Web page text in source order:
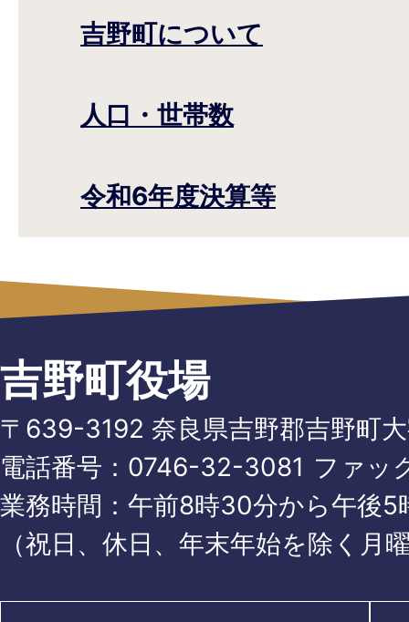
吉野町について
人口・世帯数
令和6年度決算等
吉野町役場
〒639-3192 奈良県吉野郡吉野町
電話番号： 0746-32-3081 ファッ
業務時間：午前8時30分から午後5
（祝日、休日、年末年始を除く月